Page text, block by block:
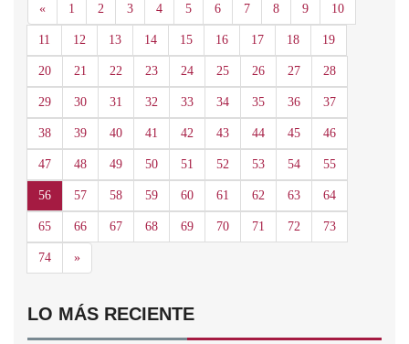
«Anterior
1 2 3 4 5 6 7 8 9 10
11 12 13 14 15 16 17 18 19
20 21 22 23 24 25 26 27 28
29 30 31 32 33 34 35 36 37
38 39 40 41 42 43 44 45 46
47 48 49 50 51 52 53 54 55
56 57 58 59 60 61 62 63 64
65 66 67 68 69 70 71 72 73
74 »Siguiente
LO MÁS RECIENTE